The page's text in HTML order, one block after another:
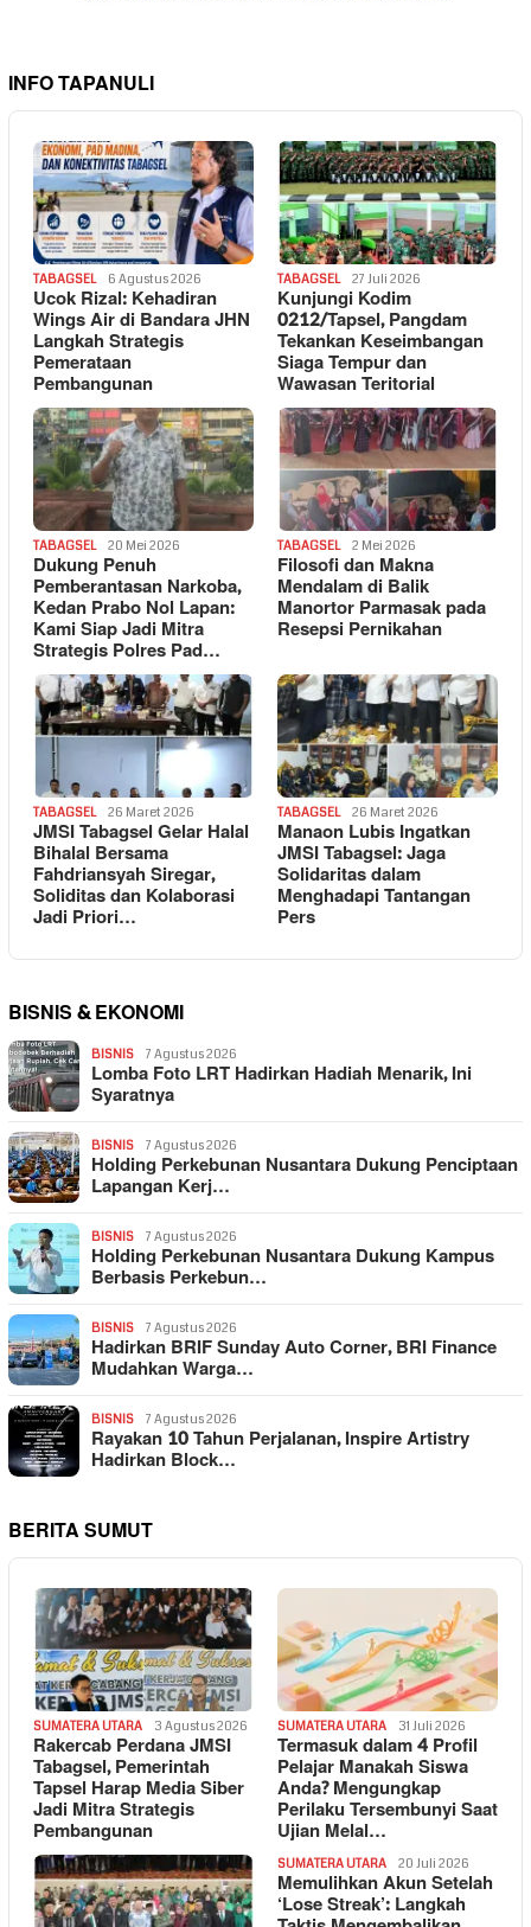
INFO TAPANULI
TABAGSEL 6 Agustus 2026
Ucok Rizal: Kehadiran
Wings Air di Bandara JHN
Langkah Strategis
Pemerataan
Pembangunan
TABAGSEL 27 Juli 2026
Kunjungi Kodim
0212/Tapsel, Pangdam
Tekankan Keseimbangan
Siaga Tempur dan
Wawasan Teritorial
TABAGSEL 20 Mei 2026
Dukung Penuh
Pemberantasan Narkoba,
Kedan Prabo Nol Lapan:
Kami Siap Jadi Mitra
Strategis Polres Pad…
TABAGSEL 2 Mei 2026
Filosofi dan Makna
Mendalam di Balik
Manortor Parmasak pada
Resepsi Pernikahan
TABAGSEL 26 Maret 2026
JMSI Tabagsel Gelar Halal
Bihalal Bersama
Fahdriansyah Siregar,
Soliditas dan Kolaborasi
Jadi Priori…
TABAGSEL 26 Maret 2026
Manaon Lubis Ingatkan
JMSI Tabagsel: Jaga
Solidaritas dalam
Menghadapi Tantangan
Pers
BISNIS & EKONOMI
BISNIS 7 Agustus 2026
Lomba Foto LRT Hadirkan Hadiah Menarik, Ini
Syaratnya
BISNIS 7 Agustus 2026
Holding Perkebunan Nusantara Dukung Penciptaan
Lapangan Kerj…
BISNIS 7 Agustus 2026
Holding Perkebunan Nusantara Dukung Kampus
Berbasis Perkebun…
BISNIS 7 Agustus 2026
Hadirkan BRIF Sunday Auto Corner, BRI Finance
Mudahkan Warga…
BISNIS 7 Agustus 2026
Rayakan 10 Tahun Perjalanan, Inspire Artistry
Hadirkan Block…
BERITA SUMUT
SUMATERA UTARA 3 Agustus 2026
Rakercab Perdana JMSI
Tabagsel, Pemerintah
Tapsel Harap Media Siber
Jadi Mitra Strategis
Pembangunan
SUMATERA UTARA 31 Juli 2026
Termasuk dalam 4 Profil
Pelajar Manakah Siswa
Anda? Mengungkap
Perilaku Tersembunyi Saat
Ujian Melal…
SUMATERA UTARA 20 Juli 2026
Memulihkan Akun Setelah
‘Lose Streak’: Langkah